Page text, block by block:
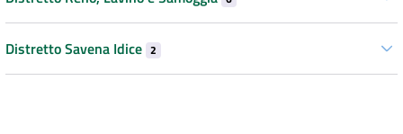
Distretto Savena Idice 2